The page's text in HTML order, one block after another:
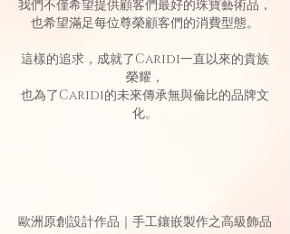
我們不僅希望提供顧客們最好的珠寶藝術品，
也希望滿足每位尊榮顧客們的消費型態。
這樣的追求，成就了Caridi一直以來的貴族
榮耀，
也為了Caridi的未來傳承無與倫比的品牌文
化。
歐洲原創設計作品｜手工鑲嵌製作之高級飾品